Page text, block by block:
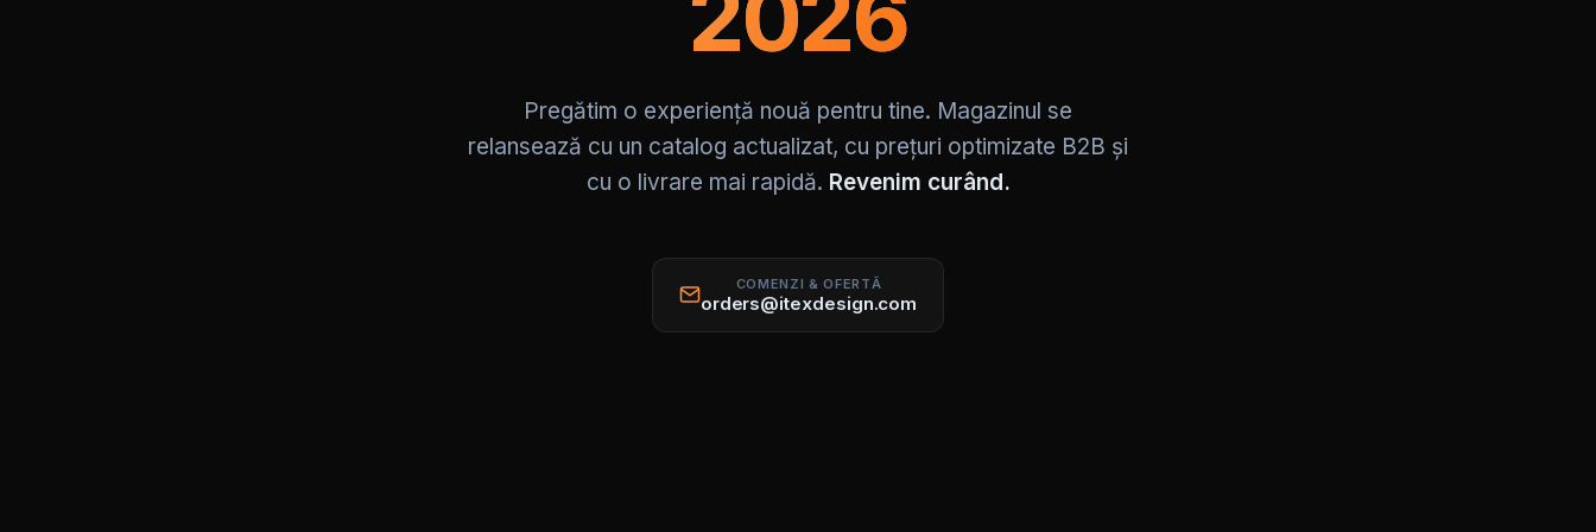
Pregătim o experiență nouă pentru tine. Magazinul se
relansează cu un catalog actualizat, cu prețuri optimizate B2B și
cu o livrare mai rapidă. Revenim curând.
COMENZI & OFERTĂ
orders@itexdesign.com